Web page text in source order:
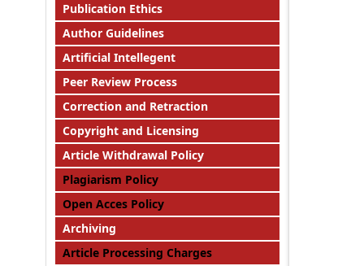
Publication Ethics
Author Guidelines
Artificial Intellegent
Peer Review Process
Correction and Retraction
Copyright and Licensing
Article Withdrawal Policy
Plagiarism Policy
Open Acces Policy
Archiving
Article Processing Charges